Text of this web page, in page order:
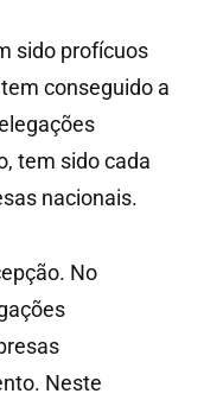
sido profícuos
conseguido a
tem sido cada
nacionais.
No
Neste